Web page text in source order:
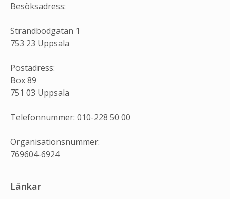
Besöksadress:
Strandbodgatan 1
753 23 Uppsala
Postadress:
Box 89
751 03 Uppsala
Telefonnummer: 010-228 50 00
Organisationsnummer:
769604-6924
Länkar